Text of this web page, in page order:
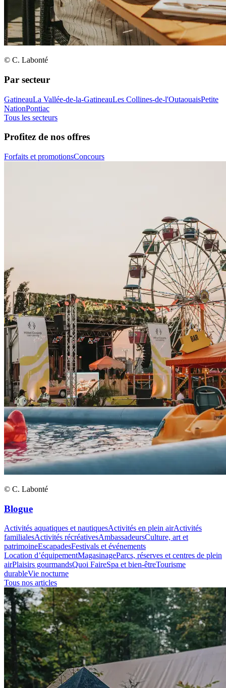
© C. Labonté
Par secteur
GatineauLa Vallée-de-la-GatineauLes Collines-de-l'OutaouaisPetite
NationPontiac
Tous les secteurs
Profitez de nos offres
Forfaits et promotionsConcours
© C. Labonté
Blogue
Activités aquatiques et nautiquesActivités en plein airActivités
familialesActivités récréativesAmbassadeursCulture, art et
patrimoineEscapadesFestivals et événements
Location d’équipementMagasinageParcs, réserves et centres de plein
airPlaisirs gourmandsQuoi FaireSpa et bien-êtreTourisme
durableVie nocturne
Tous nos articles